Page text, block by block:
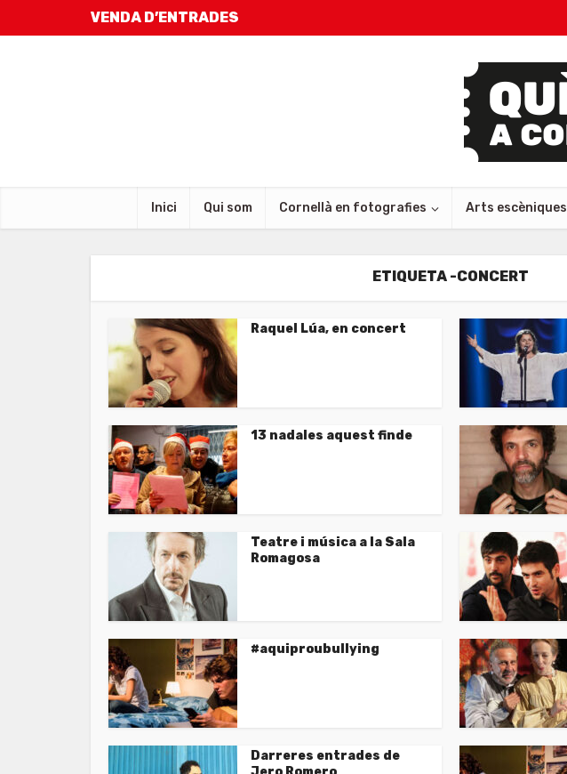
VENDA D’ENTRADES
Inici Qui som Cornellà en fotografies Arts escèniques
ETIQUETA -CONCERT
Raquel Lúa, en concert
13 nadales aquest finde
Teatre i música a la Sala
Romagosa
#aquiproubullying
Darreres entrades de